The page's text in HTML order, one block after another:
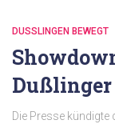
DUSSLINGEN BEWEGT
Dußlinger
Die Presse